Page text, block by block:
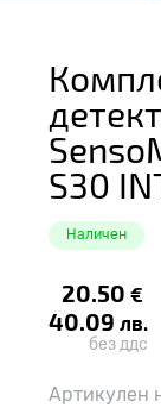
S30
Наличен
20.50 €
40.09 лв.
без ддс
Артикулен